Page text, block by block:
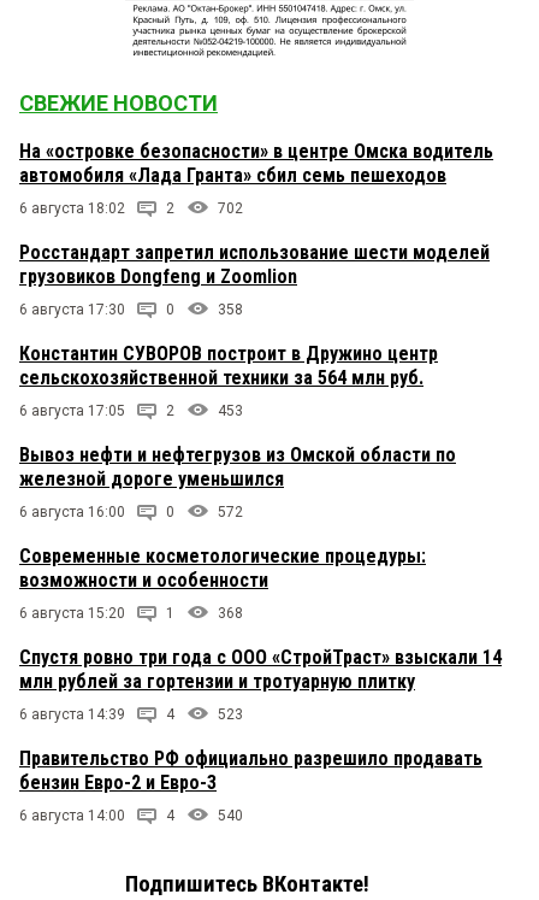
СВЕЖИЕ НОВОСТИ
На «островке безопасности» в центре Омска водитель
автомобиля «Лада Гранта» сбил семь пешеходов
6 августа 18:02 2 702
Росстандарт запретил использование шести моделей
грузовиков Dongfeng и Zoomlion
6 августа 17:30 0 358
Константин СУВОРОВ построит в Дружино центр
сельскохозяйственной техники за 564 млн руб.
6 августа 17:05 2 453
Вывоз нефти и нефтегрузов из Омской области по
железной дороге уменьшился
6 августа 16:00 0 572
Современные косметологические процедуры:
возможности и особенности
6 августа 15:20 1 368
Спустя ровно три года с ООО «СтройТраст» взыскали 14
млн рублей за гортензии и тротуарную плитку
6 августа 14:39 4 523
Правительство РФ официально разрешило продавать
бензин Евро-2 и Евро-3
6 августа 14:00 4 540
Подпишитесь ВКонтакте!